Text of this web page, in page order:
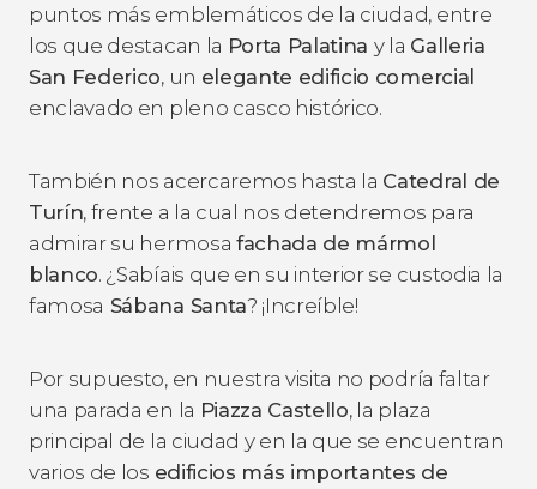
puntos más emblemáticos de la ciudad, entre
los que destacan la Porta Palatina y la Galleria
San Federico, un elegante edificio comercial
enclavado en pleno casco histórico.
También nos acercaremos hasta la Catedral de
Turín, frente a la cual nos detendremos para
admirar su hermosa fachada de mármol
blanco. ¿Sabíais que en su interior se custodia la
famosa Sábana Santa? ¡Increíble!
Por supuesto, en nuestra visita no podría faltar
una parada en la Piazza Castello, la plaza
principal de la ciudad y en la que se encuentran
varios de los edificios más importantes de